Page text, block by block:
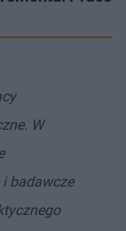
W
badawcze